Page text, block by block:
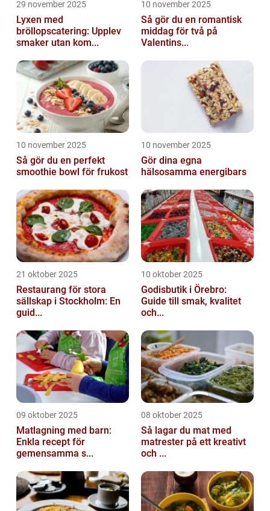
29 november 2025
Lyxen med
bröllopscatering: Upplev
smaker utan kom...
10 november 2025
Så gör du en romantisk
middag för två på
Valentins...
10 november 2025
Så gör du en perfekt
smoothie bowl för frukost
10 november 2025
Gör dina egna
hälsosamma energibars
21 oktober 2025
Restaurang för stora
sällskap i Stockholm: En
guid...
10 oktober 2025
Godisbutik i Örebro:
Guide till smak, kvalitet
och...
09 oktober 2025
Matlagning med barn:
Enkla recept för
gemensamma s...
08 oktober 2025
Så lagar du mat med
matrester på ett kreativt
och ...